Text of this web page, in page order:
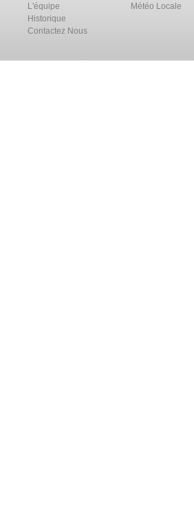
L'équipe
Historique
Contactez Nous
Météo Locale